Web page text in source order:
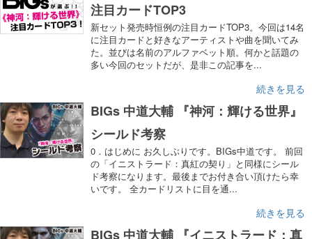
注目カードTOP3
新セット発売時恒例の注目カードTOP3。今回は14名
に注目カードと好きなアーティストや曲を聞いてみ
た。並びは名前のアルファベット順。何かと話題の
多い今回のセットだが、是非この記事を...
続きを見る
BIGs 中道大輔 『神河：輝ける世界』
シールド考察
0．はじめに お久しぶりです。BIGs中道です。 前回
の「イニストラード：真紅の契り」と同様にシール
ド考察になります。最後までお付き合い頂けたら幸
いです。 全カードリストに目を通...
続きを見る
BIGs 中道大輔 『イニストラード：真